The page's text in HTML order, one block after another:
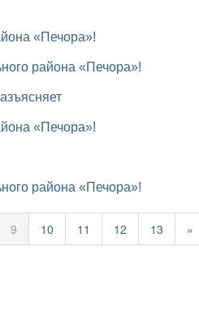
«Печора»!
района «Печора»!
«Печора»!
района «Печора»!
9 10 11 12 13 »